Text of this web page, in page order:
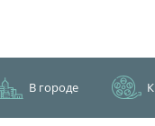
В городе